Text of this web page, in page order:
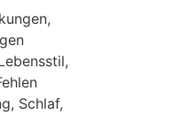
Schlaf,